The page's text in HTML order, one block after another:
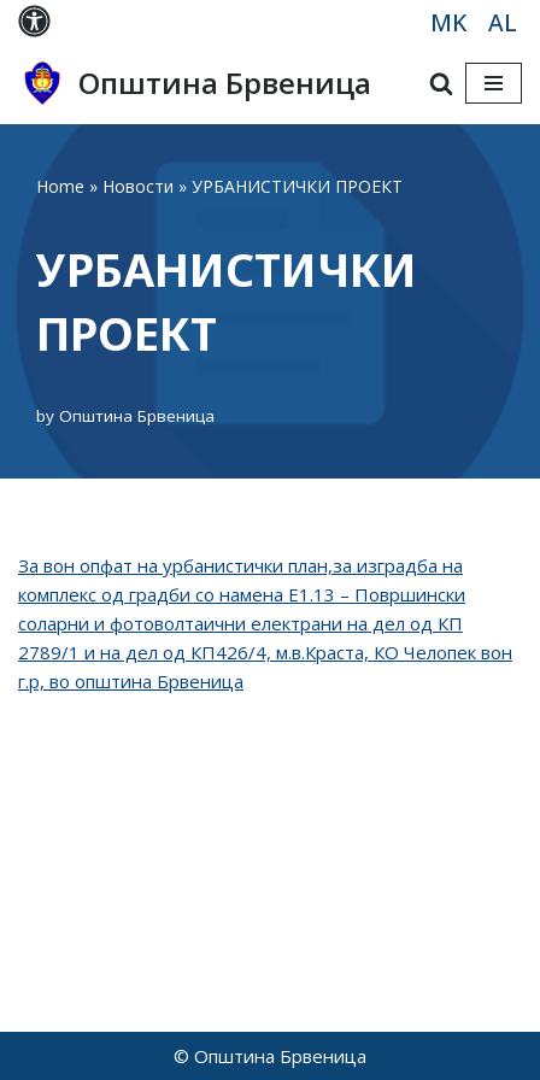
Skip
to
content
MK AL
Општина Брвеница
Home » Новости » УРБАНИСТИЧКИ ПРОЕКТ
УРБАНИСТИЧКИ
ПРОЕКТ
by Општина Брвеница
За вон опфат на урбанистички план,за изградба на
комплекс од градби со намена Е1.13 – Површински
соларни и фотоволтаични електрани на дел од КП
2789/1 и на дел од КП426/4, м.в.Краста, КО Челопек вон
г.р, во општина Брвеница
© Општина Брвеница